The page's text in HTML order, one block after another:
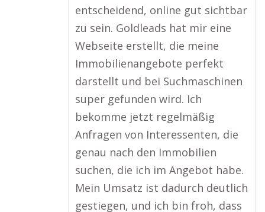
entscheidend, online gut sichtbar
zu sein. Goldleads hat mir eine
Webseite erstellt, die meine
Immobilienangebote perfekt
darstellt und bei Suchmaschinen
super gefunden wird. Ich
bekomme jetzt regelmäßig
Anfragen von Interessenten, die
genau nach den Immobilien
suchen, die ich im Angebot habe.
Mein Umsatz ist dadurch deutlich
gestiegen, und ich bin froh, dass